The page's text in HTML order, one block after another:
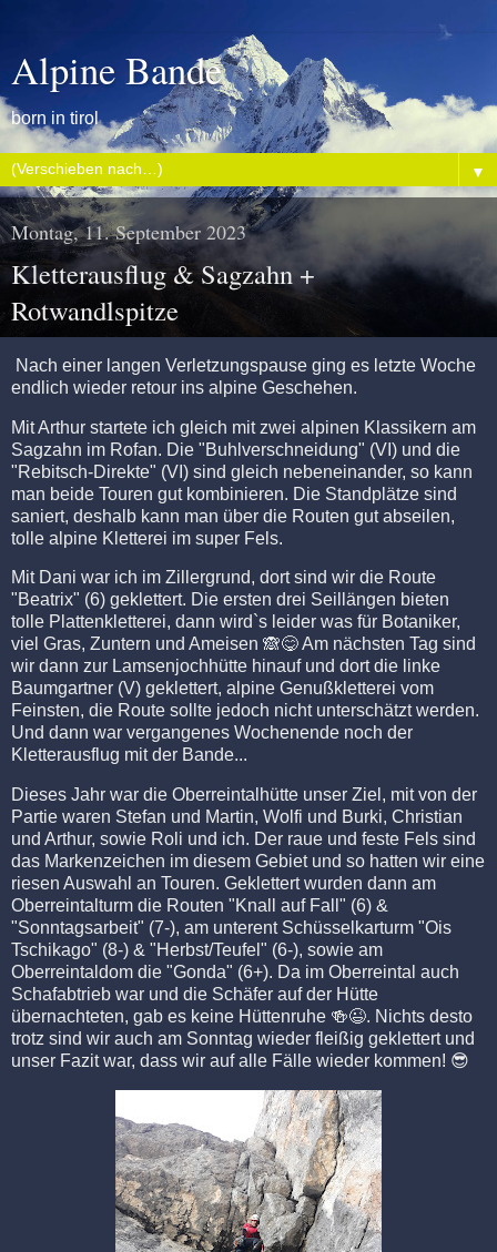
Alpine Bande
born in tirol
▼
Montag, 11. September 2023
Kletterausflug & Sagzahn +
Rotwandlspitze
Nach einer langen Verletzungspause ging es letzte Woche
endlich wieder retour ins alpine Geschehen.
Mit Arthur startete ich gleich mit zwei alpinen Klassikern am
Sagzahn im Rofan. Die "Buhlverschneidung" (VI) und die
"Rebitsch-Direkte" (VI) sind gleich nebeneinander, so kann
man beide Touren gut kombinieren. Die Standplätze sind
saniert, deshalb kann man über die Routen gut abseilen,
tolle alpine Kletterei im super Fels.
Mit Dani war ich im Zillergrund, dort sind wir die Route
"Beatrix" (6) geklettert. Die ersten drei Seillängen bieten
tolle Plattenkletterei, dann wird`s leider was für Botaniker,
viel Gras, Zuntern und Ameisen 🙈😋 Am nächsten Tag sind
wir dann zur Lamsenjochhütte hinauf und dort die linke
Baumgartner (V) geklettert, alpine Genußkletterei vom
Feinsten, die Route sollte jedoch nicht unterschätzt werden.
Und dann war vergangenes Wochenende noch der
Kletterausflug mit der Bande...
Dieses Jahr war die Oberreintalhütte unser Ziel, mit von der
Partie waren Stefan und Martin, Wolfi und Burki, Christian
und Arthur, sowie Roli und ich. Der raue und feste Fels sind
das Markenzeichen im diesem Gebiet und so hatten wir eine
riesen Auswahl an Touren. Geklettert wurden dann am
Oberreintalturm die Routen "Knall auf Fall" (6) &
"Sonntagsarbeit" (7-), am unterent Schüsselkarturm "Ois
Tschikago" (8-) & "Herbst/Teufel" (6-), sowie am
Oberreintaldom die "Gonda" (6+). Da im Oberreintal auch
Schafabtrieb war und die Schäfer auf der Hütte
übernachteten, gab es keine Hüttenruhe 🍻😉. Nichts desto
trotz sind wir auch am Sonntag wieder fleißig geklettert und
unser Fazit war, dass wir auf alle Fälle wieder kommen! 😎